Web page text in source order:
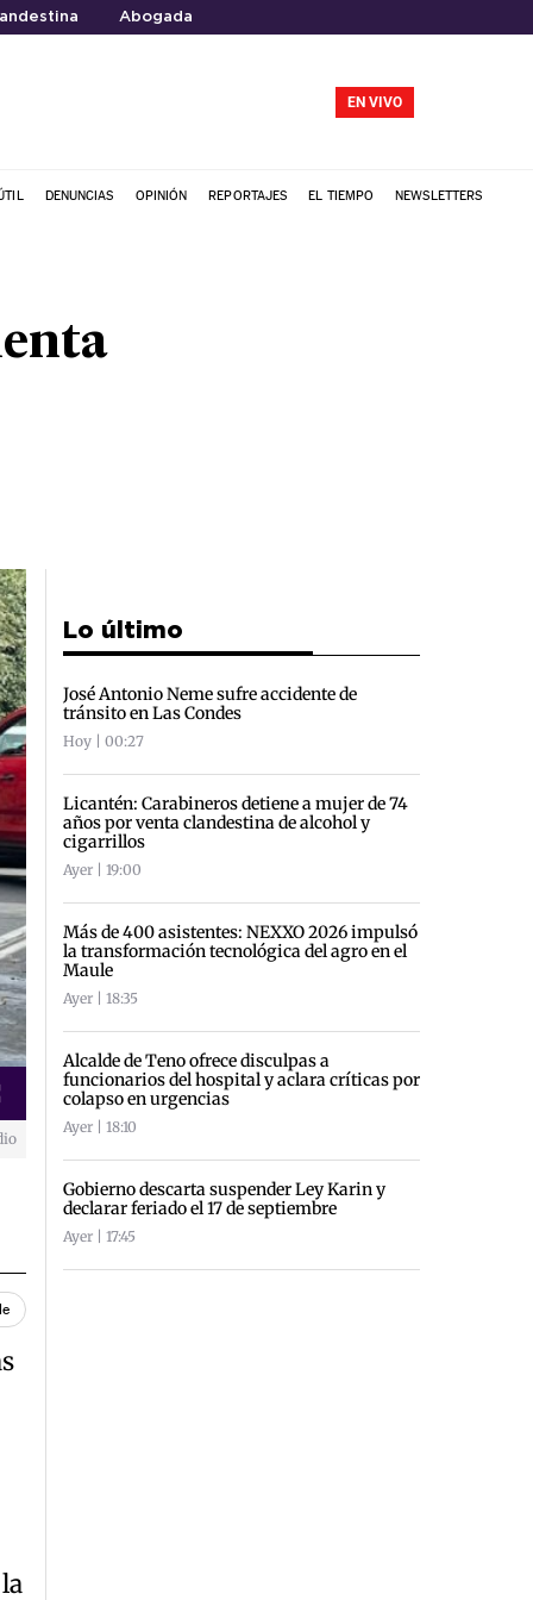
Abogada
EN VIVO
DENUNCIAS OPINIÓN REPORTAJES EL TIEMPO NEWSLETTERS
Lo último
José Antonio Neme sufre accidente de
tránsito en Las Condes
Hoy | 00:27
Licantén: Carabineros detiene a mujer de 74
años por venta clandestina de alcohol y
cigarrillos
Ayer | 19:00
Más de 400 asistentes: NEXXO 2026 impulsó
la transformación tecnológica del agro en el
Maule
Ayer | 18:35
Alcalde de Teno ofrece disculpas a
funcionarios del hospital y aclara críticas por
colapso en urgencias
Ayer | 18:10
Gobierno descarta suspender Ley Karin y
declarar feriado el 17 de septiembre
Ayer | 17:45